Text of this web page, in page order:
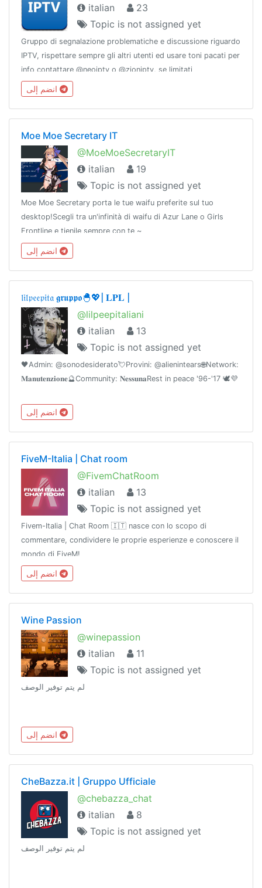
italian
23
Topic is not assigned yet
Gruppo di segnalazione problematiche e discussione riguardo
IPTV, rispettare sempre gli altri utenti ed usare toni pacati per
info contattare @neoiptv o @zioniptv, se limitati
@zionlimitatibot
Moe Moe Secretary IT
@MoeMoeSecretaryIT
italian
19
Topic is not assigned yet
Moe Moe Secretary porta le tue waifu preferite sul tuo
desktop!Scegli tra un'infinità di waifu di Azur Lane o Girls
Frontline e tienile sempre con te ~
𝔩𝔦𝔩𝔭𝔢𝔢𝔭𝔦𝔱𝔞 𝖌𝖗𝖚𝖕𝖕𝖔🐣💖| 𝐋𝐏𝐋 |
@lilpeepitaliani
italian
13
Topic is not assigned yet
🖤Admin: @sonodesiderato💘Provini: @alienintears🌐Network:
𝐌𝐚𝐧𝐮𝐭𝐞𝐧𝐳𝐢𝐨𝐧𝐞🔮Community: 𝐍𝐞𝐬𝐬𝐮𝐧𝐚Rest in peace '96-'17 🕊💜
FiveM-Italia | Chat room
@FivemChatRoom
italian
13
Topic is not assigned yet
Fivem-Italia | Chat Room 🇮🇹 nasce con lo scopo di
commentare, condividere le proprie esperienze e conoscere il
mondo di FiveM!
Wine Passion
@winepassion
italian
11
Topic is not assigned yet
لم يتم توفير الوصف
CheBazza.it | Gruppo Ufficiale
@chebazza_chat
italian
8
Topic is not assigned yet
لم يتم توفير الوصف